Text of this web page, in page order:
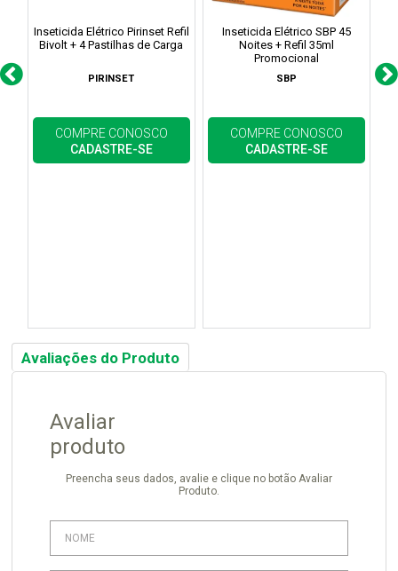
Inseticida Elétrico Pirinset Refil
Bivolt + 4 Pastilhas de Carga
PIRINSET
COMPRE CONOSCO
CADASTRE-SE
Inseticida Elétrico SBP 45
Noites + Refil 35ml
Promocional
SBP
COMPRE CONOSCO
CADASTRE-SE
Avaliações do Produto
Avaliar
produto
Preencha seus dados, avalie e clique no botão Avaliar
Produto.